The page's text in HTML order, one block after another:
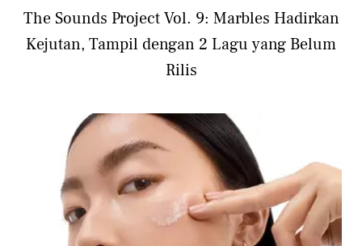
The Sounds Project Vol. 9: Marbles Hadirkan
Kejutan, Tampil dengan 2 Lagu yang Belum
Rilis